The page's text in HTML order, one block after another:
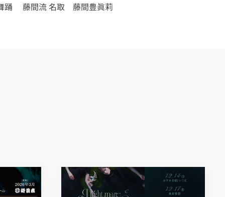
踊 藤間流 名取 藤間豊眞莉